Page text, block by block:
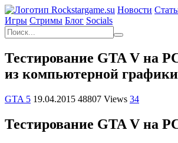
Новости
Игры Cтримы Блог Socials
Тестирование GTA V на
из компьютерной
GTA 5 19.04.2015 48807 Views 34
Тестирование GTA V на